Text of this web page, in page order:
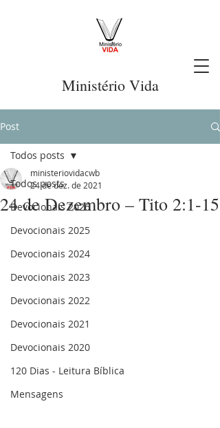
Ministério Vida
Post
Todos posts
Devocionais 2026
Devocionais 2025
Devocionais 2024
Devocionais 2023
Devocionais 2022
Devocionais 2021
Devocionais 2020
120 Dias - Leitura Bíblica
Mensagens
Todos posts
24 de Dezembro – Tito 2:1-15
ministeriovidacwb
24 de dez. de 2021